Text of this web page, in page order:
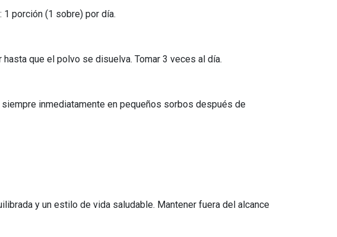
1 porción (1 sobre) por día.
que el polvo se disuelva. Tomar 3 veces al día.
inmediatamente en pequeños sorbos después de
y un estilo de vida saludable. Mantener fuera del alcance